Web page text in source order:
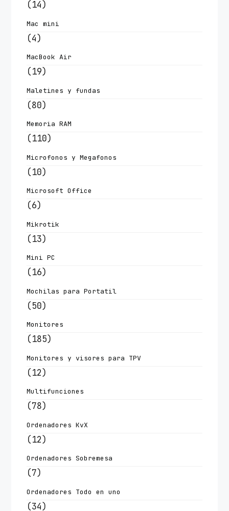
(14)
Mac mini
(4)
MacBook Air
(19)
Maletines y fundas
(80)
Memoria RAM
(110)
Microfonos y Megafonos
(10)
Microsoft Office
(6)
Mikrotik
(13)
Mini PC
(16)
Mochilas para Portatil
(50)
Monitores
(185)
Monitores y visores para TPV
(12)
Multifunciones
(78)
Ordenadores KvX
(12)
Ordenadores Sobremesa
(7)
Ordenadores Todo en uno
(34)